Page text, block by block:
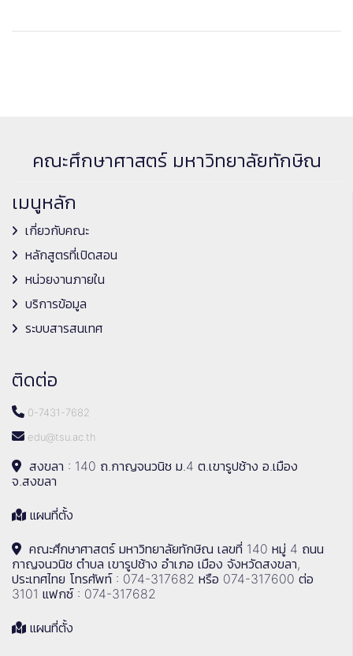
คณะศึกษาศาสตร์ มหาวิทยาลัยทักษิณ
เมนูหลัก
เกี่ยวกับคณะ
หลักสูตรที่เปิดสอน
หน่วยงานภายใน
บริการข้อมูล
ระบบสารสนเทศ
ติดต่อ
0-7431-7682
edu@tsu.ac.th
สงขลา : 140 ถ.กาญจนวนิช ม.4 ต.เขารูปช้าง อ.เมือง
จ.สงขลา
แผนที่ตั้ง
คณะศึกษาศาสตร์ มหาวิทยาลัยทักษิณ เลขที่ 140 หมู่ 4 ถนน
กาญจนวนิช ตำบล เขารูปช้าง อำเภอ เมือง จังหวัดสงขลา,
ประเทศไทย โทรศัพท์ : 074-317682 หรือ 074-317600 ต่อ
3101 แฟกซ์ : 074-317682
แผนที่ตั้ง